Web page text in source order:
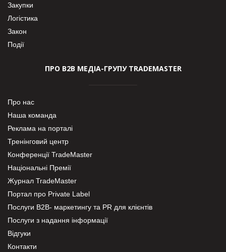
Закупки
Логістика
Закон
Події
ПРО В2В МЕДІА-ГРУПУ TRADEMASTER
Про нас
Наша команда
Реклама на порталі
Тренінговий центр
Конференції TradeMaster
Національні Премії
Журнал TradeMaster
Портал про Private Label
Послуги В2В- маркетингу та PR для клієнтів
Послуги з надання інформації
Відгуки
Контакти